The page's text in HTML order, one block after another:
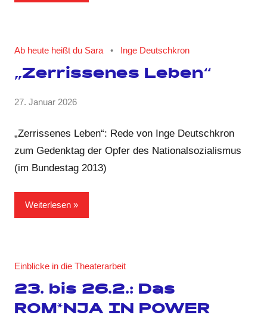
Ab heute heißt du Sara Inge Deutschkron
„Zerrissenes Leben“
von
Team
27. Januar 2026
„Zerrissenes Leben“: Rede von Inge Deutschkron
zum Gedenktag der Opfer des Nationalsozialismus
(im Bundestag 2013)
Weiterlesen
Einblicke in die Theaterarbeit
23. bis 26.2.: Das
ROM*NJA IN POWER